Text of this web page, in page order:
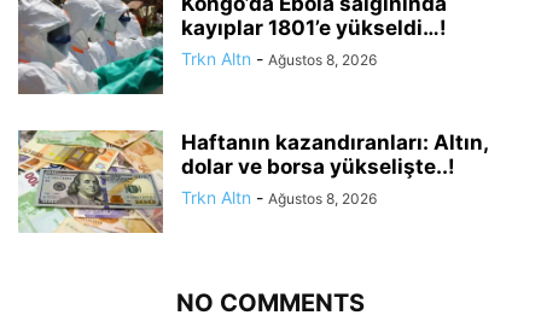
kayıplar 1801’e yükseldi…!
Trkn Altn - Ağustos 8, 2026
Haftanın kazandıranları: Altın,
dolar ve borsa yükselişte..!
Trkn Altn - Ağustos 8, 2026
NO COMMENTS